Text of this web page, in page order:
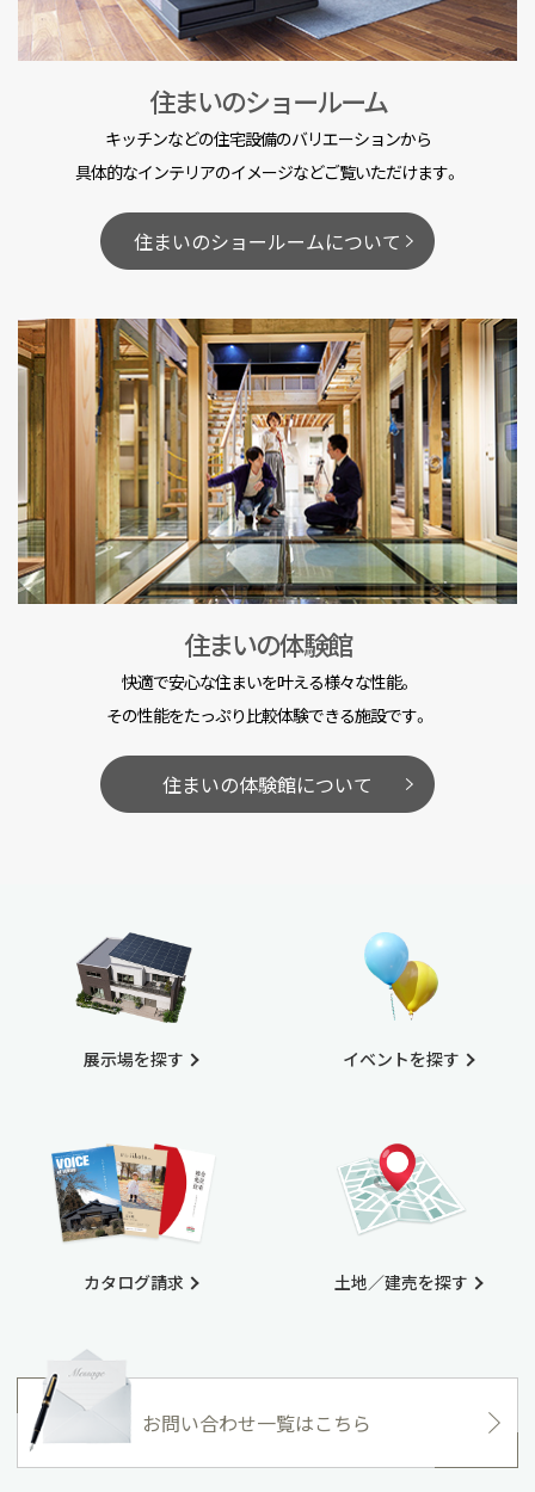
住まいのショールーム
キッチンなどの住宅設備のバリエーションから
具体的なインテリアのイメージなどご覧いただけます。
住まいのショールームについて
住まいの体験館
快適で安心な住まいを叶える様々な性能。
その性能をたっぷり比較体験できる施設です。
住まいの体験館について
展示場を探す
カタログ請求
イベントを探す
土地／建売を探す
お問い合わせ一覧はこちら